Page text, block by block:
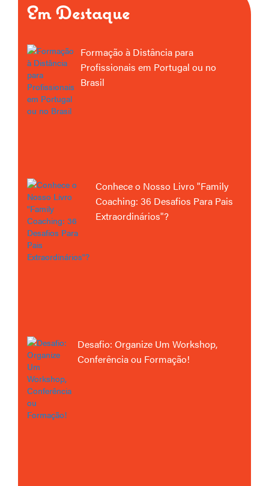
Em Destaque
Formação à Distância para
Profissionais em Portugal ou no
Brasil
Conhece o Nosso Livro "Family
Coaching: 36 Desafios Para Pais
Extraordinários"?
Desafio: Organize Um Workshop,
Conferência ou Formação!